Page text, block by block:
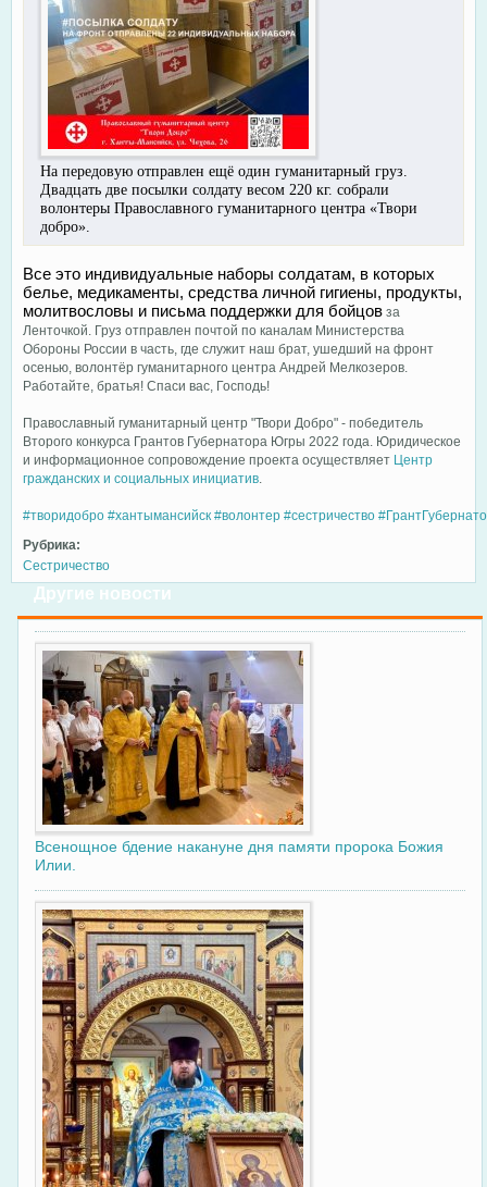
На передовую отправлен ещё один гуманитарный груз.
Двадцать две посылки солдату весом 220 кг. собрали
волонтеры Православного гуманитарного центра «Твори
добро».
Все это индивидуальные наборы солдатам, в которых
белье, медикаменты, средства личной гигиены, продукты,
молитвословы и письма поддержки для бойцов за
Ленточкой. Груз отправлен почтой по каналам Министерства
Обороны России в часть, где служит наш брат, ушедший на фронт
осенью, волонтёр гуманитарного центра Андрей Мелкозеров.
Работайте, братья! Спаси вас, Господь!
Православный гуманитарный центр "Твори Добро" - победитель
Второго конкурса Грантов Губернатора Югры 2022 года. Юридическое
и информационное сопровождение проекта осуществляет Центр
гражданских и социальных инициатив
#творидобро #хантымансийск #волонтер #сестричество
Рубрика:
Сестричество
Другие новости
Всенощное бдение накануне дня памяти пророка Божия
Илии.